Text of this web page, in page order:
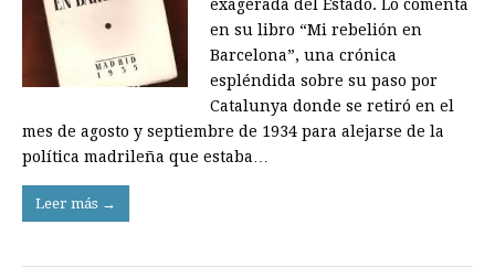
exagerada del Estado. Lo comenta
en su libro “Mi rebelión en
Barcelona”, una crónica
espléndida sobre su paso por
Catalunya donde se retiró en el
mes de agosto y septiembre de 1934 para alejarse de la
política madrileña que estaba…
Leer más →